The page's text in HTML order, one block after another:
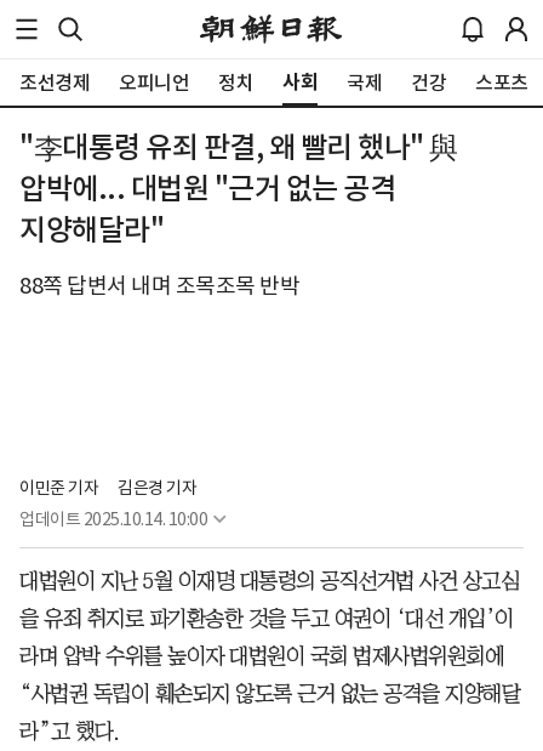
조선경제 오피니언 정치 사회 국제 건강 스포츠
"李대통령 유죄 판결, 왜 빨리 했나" 與
압박에... 대법원 "근거 없는 공격
지양해달라"
88쪽 답변서 내며 조목조목 반박
이민준 기자
김은경 기자
업데이트 2025.10.14. 10:00
대법원이 지난 5월 이재명 대통령의 공직선거법 사건 상고심
을 유죄 취지로 파기환송한 것을 두고 여권이 ‘대선 개입’이
라며 압박 수위를 높이자 대법원이 국회 법제사법위원회에
“사법권 독립이 훼손되지 않도록 근거 없는 공격을 지양해달
라”고 했다.